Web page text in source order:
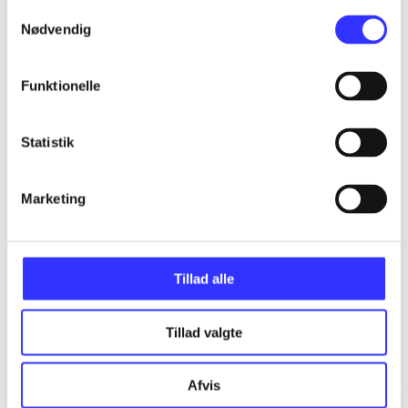
Nødvendig
Funktionelle
Statistik
Marketing
Tillad alle
Tillad valgte
Afvis